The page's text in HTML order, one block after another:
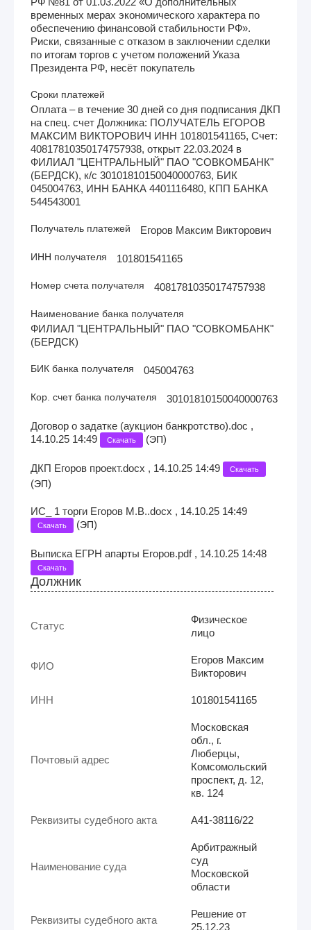
временных мерах экономического характера по
обеспечению финансовой стабильности РФ».
Риски, связанные с отказом в заключении сделки
по итогам торгов с учетом положений Указа
Президента РФ, несёт покупатель
Сроки платежей
Оплата – в течение 30 дней со дня подписания ДКП
на спец. счет Должника: ПОЛУЧАТЕЛЬ ЕГОРОВ
МАКСИМ ВИКТОРОВИЧ ИНН 101801541165, Счет:
40817810350174757938, открыт 22.03.2024 в
ФИЛИАЛ "ЦЕНТРАЛЬНЫЙ" ПАО "СОВКОМБАНК"
(БЕРДСК), к/с 30101810150040000763, БИК
045004763, ИНН БАНКА 4401116480, КПП БАНКА
544543001
Получатель платежей Егоров Максим Викторович
ИНН получателя 101801541165
Номер счета получателя 40817810350174757938
Наименование банка получателя
ФИЛИАЛ "ЦЕНТРАЛЬНЫЙ" ПАО "СОВКОМБАНК"
(БЕРДСК)
БИК банка получателя 045004763
Кор. счет банка получателя 30101810150040000763
Договор о задатке (аукцион банкротство).doc ,
14.10.25 14:49
Скачать (ЭП)
ДКП Егоров проект.docx , 14.10.25 14:49 Скачать
(ЭП)
ИС_ 1 торги Егоров М.В..docx , 14.10.25 14:49
Скачать (ЭП)
Выписка ЕГРН апарты Егоров.pdf , 14.10.25 14:48
Скачать
Должник
Статус
Физическое
лицо
ФИО
Егоров Максим
Викторович
ИНН 101801541165
Почтовый адрес
Московская
обл., г.
Люберцы,
Комсомольский
проспект, д. 12,
кв. 124
Реквизиты судебного акта А41-38116/22
Наименование суда
Арбитражный
суд
Московской
области
Реквизиты судебного акта
Решение от
25.12.23